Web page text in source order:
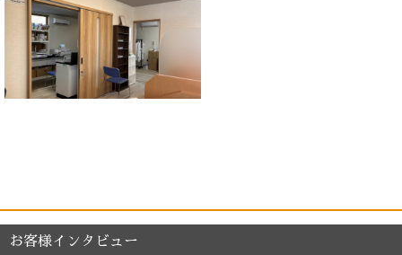
お客様インタビュー